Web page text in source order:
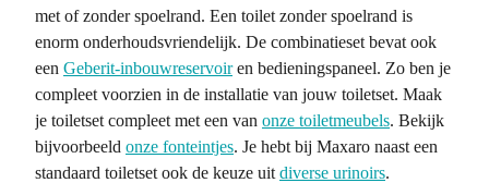
met of zonder spoelrand. Een toilet zonder spoelrand is
enorm onderhoudsvriendelijk. De combinatieset bevat ook
een Geberit-inbouwreservoiren bedieningspaneel. Zo ben je
compleet voorzien in de installatie van jouw toiletset. Maak
je toiletset compleet met een van onze toiletmeubels. Bekijk
bijvoorbeeld onze fonteintjes. Je hebt bij Maxaro naast een
standaard toiletset ook de keuze uit diverse urinoirs.